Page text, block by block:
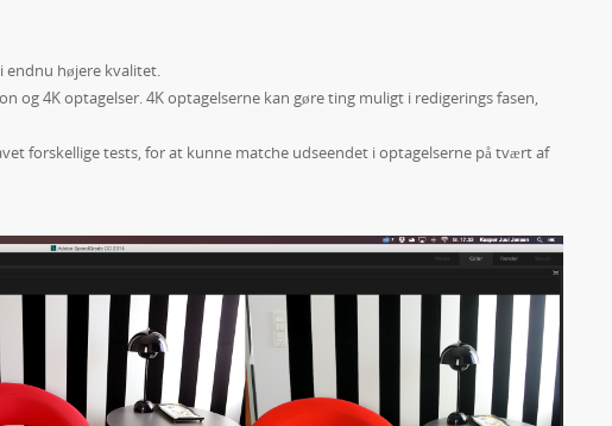
endnu højere kvalitet.
og 4K optagelser. 4K optagelserne kan gøre ting muligt i redigerings fasen,
forskellige tests, for at kunne matche udseendet i optagelserne på tvært af